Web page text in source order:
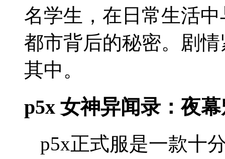
名学生，在日常生活
都市背后的秘密。剧
其中。
p5x 女神异闻录：夜
p5x正式服是一款十